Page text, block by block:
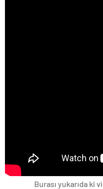
Burası yukarıda ki